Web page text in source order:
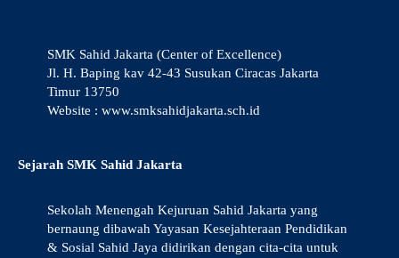
SMK Sahid Jakarta (Center of Excellence)
Jl. H. Baping kav 42-43 Susukan Ciracas Jakarta
Timur 13750
Website : www.smksahidjakarta.sch.id
Sejarah SMK Sahid Jakarta
Sekolah Menengah Kejuruan Sahid Jakarta yang
bernaung dibawah Yayasan Kesejahteraan Pendidikan
& Sosial Sahid Jaya didirikan dengan cita-cita untuk